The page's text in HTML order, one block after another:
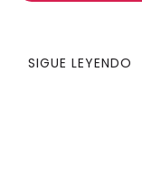
SIGUE LEYENDO